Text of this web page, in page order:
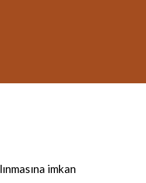
imkan